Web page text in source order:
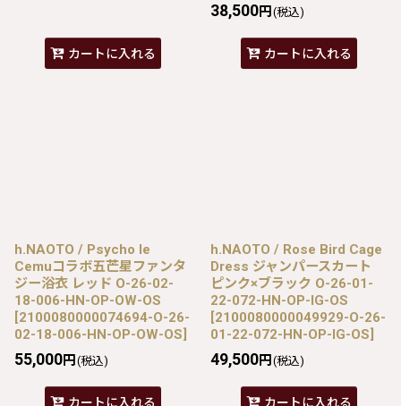
カートに入れる
38,500円 (税込)
カートに入れる
h.NAOTO / Psycho le
Cemuコラボ五芒星ファンタ
ジー浴衣 レッド O-26-02-
18-006-HN-OP-OW-OS
[2100080000074694-O-26-
02-18-006-HN-OP-OW-OS]
55,000円 (税込)
カートに入れる
h.NAOTO / Rose Bird Cage
Dress ジャンパースカート
ピンク×ブラック O-26-01-
22-072-HN-OP-IG-OS
[2100080000049929-O-26-
01-22-072-HN-OP-IG-OS]
49,500円 (税込)
カートに入れる